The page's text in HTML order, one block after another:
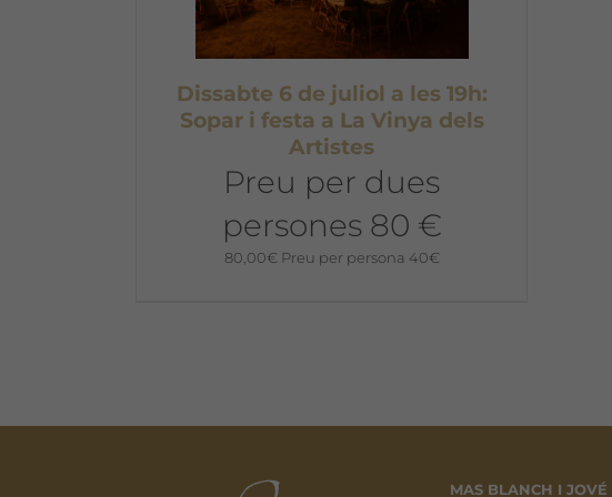
Dissabte 6 de juliol a les 19h:
Sopar i festa a La Vinya dels
Artistes
Preu per dues
persones 80 €
80,00€ Preu per persona 40€
MAS BLANCH I JOVÉ